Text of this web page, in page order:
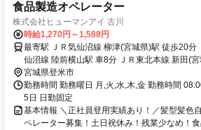
食品製造オペレーター
株式会社ヒューマンアイ 古川
時給1,270円～1,588円
最寄駅 ＪＲ気仙沼線 柳津(宮城県)駅 徒歩20分 ＪＲ気仙沼線 御岳堂駅 車7分 ＪＲ気
仙沼線 陸前横山駅 車8分 ＪＲ東北本線 新田(宮城県)駅 車30分 ＪＲ東北本線 石越駅
宮城県登米市
勤務時間 勤務曜日 月,火,水,木,金 勤務時間
5日 日勤固定
基本情報 ＼正社員登用実績あり！／髪型髪色
ペレーター募集！土日祝休み！残業少なめ！